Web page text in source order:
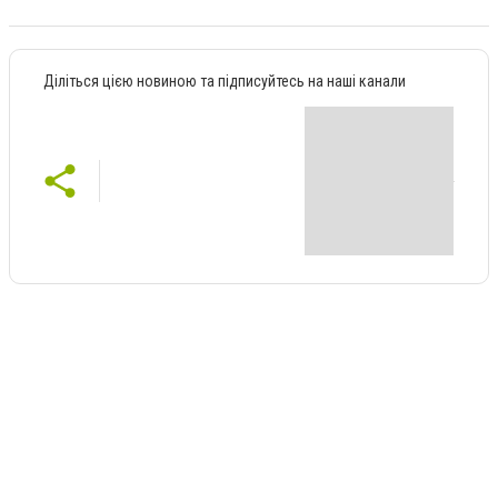
Діліться цією новиною та підписуйтесь на наші канали